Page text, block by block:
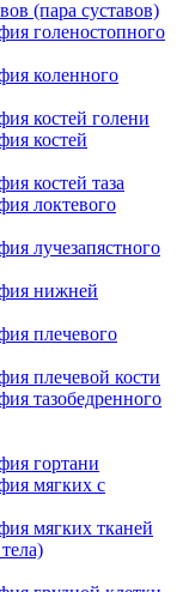
(пара суставов)
голеностопного
коленного
костей голени
костей
костей таза
локтевого
лучезапястного
нижней
плечевого
плечевой кости
тазобедренного
гортани
мягких с
мягких тканей